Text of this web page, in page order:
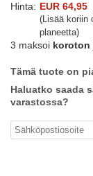
Hinta: EUR 64,95
(Lisää koriin
planeetta)
3 maksoi koroton
Tämä tuote on
Haluatko saada
varastossa?